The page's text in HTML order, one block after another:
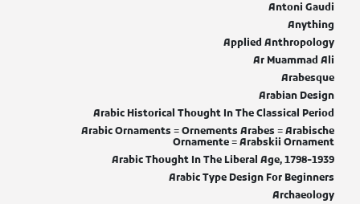
Antoni Gaudi
Anything
Applied Anthropology
Ar Muammad Ali
Arabesque
Arabian Design
Arabic Historical Thought In The Classical Period
Arabic Ornaments = Ornements Arabes = Arabische
Ornamente = Arabskii Ornament
Arabic Thought In The Liberal Age, 1798-1939
Arabic Type Design For Beginners
Archaeology